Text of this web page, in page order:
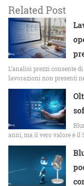
Related Post
L’analisi prezzi consente
lavorazioni non presenti
anni, ma il vero valore è il